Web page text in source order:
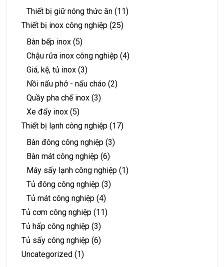
Thiết bị giữ nóng thức ăn (11)
Thiết bị inox công nghiệp (25)
Bàn bếp inox (5)
Chậu rửa inox công nghiệp (4)
Giá, kệ, tủ inox (3)
Nồi nấu phở - nấu cháo (2)
Quầy pha chế inox (3)
Xe đẩy inox (5)
Thiết bị lạnh công nghiệp (17)
Bàn đông công nghiệp (3)
Bàn mát công nghiệp (6)
Máy sấy lạnh công nghiệp (1)
Tủ đông công nghiệp (3)
Tủ mát công nghiệp (4)
Tủ cơm công nghiệp (11)
Tủ hấp công nghiệp (3)
Tủ sấy công nghiệp (6)
Uncategorized (1)